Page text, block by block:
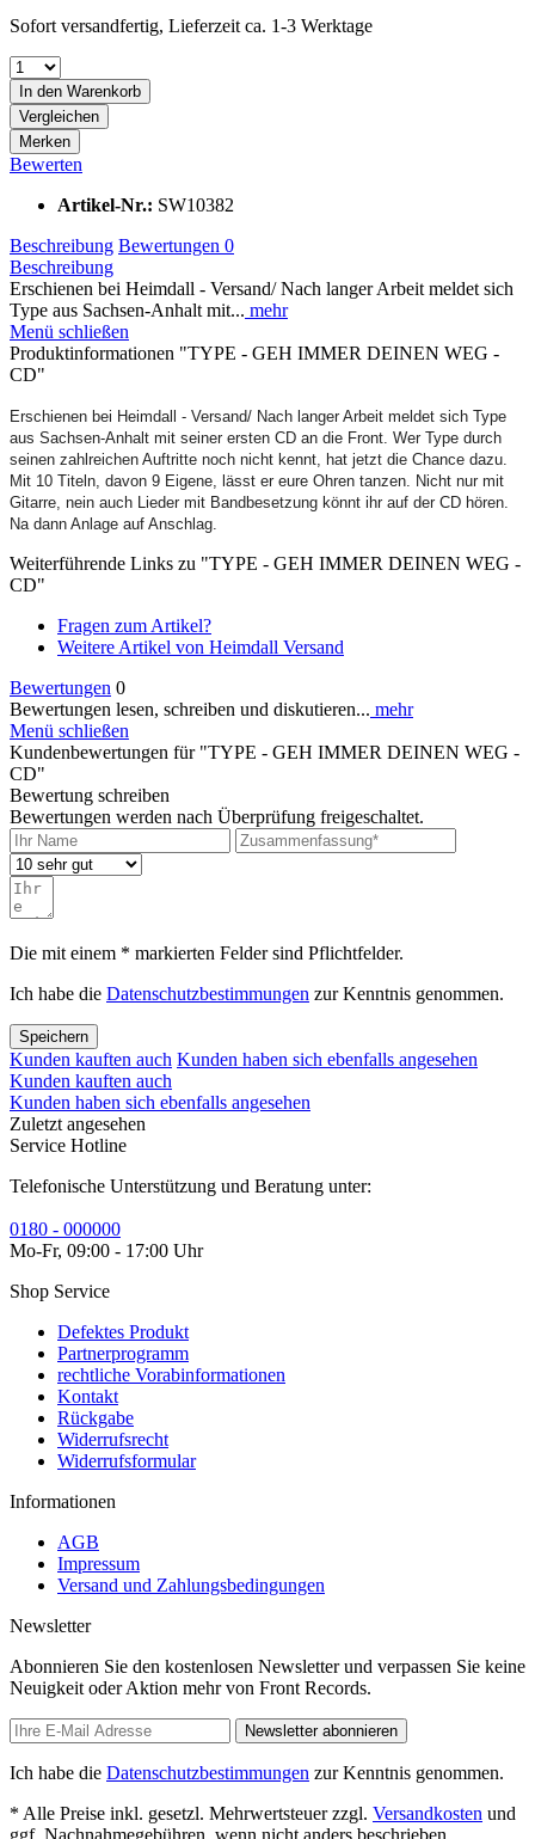
Sofort versandfertig, Lieferzeit ca. 1-3 Werktage
In den Warenkorb
Vergleichen
Merken
Bewerten
Artikel-Nr.: SW10382
Beschreibung Bewertungen 0
Beschreibung
Erschienen bei Heimdall - Versand/ Nach langer Arbeit meldet sich
Type aus Sachsen-Anhalt mit... mehr
Menü schließen
Produktinformationen "TYPE - GEH IMMER DEINEN WEG -
CD"
Erschienen bei Heimdall - Versand/ Nach langer Arbeit meldet sich Type
aus Sachsen-Anhalt mit seiner ersten CD an die Front. Wer Type durch
seinen zahlreichen Auftritte noch nicht kennt, hat jetzt die Chance dazu.
Mit 10 Titeln, davon 9 Eigene, lässt er eure Ohren tanzen. Nicht nur mit
Gitarre, nein auch Lieder mit Bandbesetzung könnt ihr auf der CD hören.
Na dann Anlage auf Anschlag.
Weiterführende Links zu "TYPE - GEH IMMER DEINEN WEG -
CD"
Fragen zum Artikel?
Weitere Artikel von Heimdall Versand
Bewertungen 0
Bewertungen lesen, schreiben und diskutieren... mehr
Menü schließen
Kundenbewertungen für "TYPE - GEH IMMER DEINEN WEG -
CD"
Bewertung schreiben
Bewertungen werden nach Überprüfung freigeschaltet.
Die mit einem * markierten Felder sind Pflichtfelder.
Ich habe die Datenschutzbestimmungen zur Kenntnis genommen.
Speichern
Kunden kauften auch Kunden haben sich ebenfalls angesehen
Kunden kauften auch
Kunden haben sich ebenfalls angesehen
Zuletzt angesehen
Service Hotline
Telefonische Unterstützung und Beratung unter:
0180 - 000000
Mo-Fr, 09:00 - 17:00 Uhr
Shop Service
Defektes Produkt
Partnerprogramm
rechtliche Vorabinformationen
Kontakt
Rückgabe
Widerrufsrecht
Widerrufsformular
Informationen
AGB
Impressum
Versand und Zahlungsbedingungen
Newsletter
Abonnieren Sie den kostenlosen Newsletter und verpassen Sie keine
Neuigkeit oder Aktion mehr von Front Records.
Newsletter abonnieren
Ich habe die Datenschutzbestimmungen zur Kenntnis genommen.
* Alle Preise inkl. gesetzl. Mehrwertsteuer zzgl. Versandkosten und
ggf. Nachnahmegebühren, wenn nicht anders beschrieben